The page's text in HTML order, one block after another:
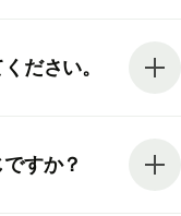
ださい。
すか？